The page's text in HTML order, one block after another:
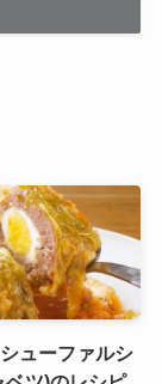
ューファルシ